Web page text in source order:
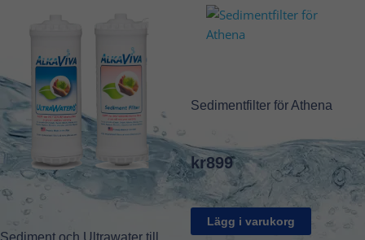
Sedimentfilter för Athena
kr899
Lägg i varukorg